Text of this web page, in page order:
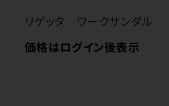
リゲッタ ワークサンダル
価格はログイン後表示